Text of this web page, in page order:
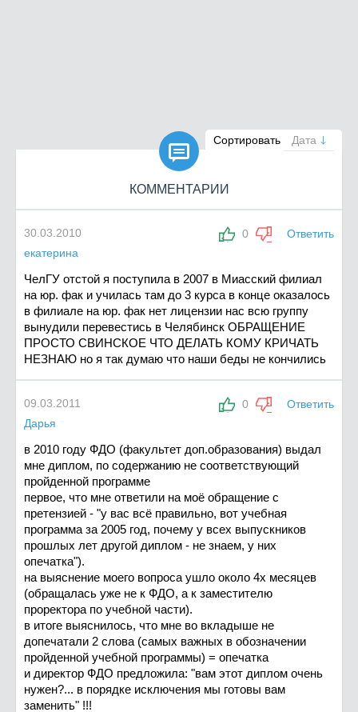
Сортировать Дата

КОММЕНТАРИИ
0 Ответить
30.03.2010
екатерина
ЧелГУ отстой я поступила в 2007 в Миасский филиал
на юр. фак и училась там до 3 курса в конце оказалось
в филиале на юр. фак нет лицензии нас всю группу
вынудили перевестись в Челябинск ОБРАЩЕНИЕ
ПРОСТО СВИНСКОЕ ЧТО ДЕЛАТЬ КОМУ КРИЧАТЬ
НЕЗНАЮ но я так думаю что наши беды не кончились
0 Ответить
09.03.2011
Дарья
в 2010 году ФДО (факультет доп.образования) выдал
мне диплом, по содержанию не соответствующий
пройденной программе
первое, что мне ответили на моё обращение с
претензией - "у вас всё правильно, вот учебная
программа за 2005 год, почему у всех выпускников
прошлых лет другой диплом - не знаем, у них
опечатка").
на выяснение моего вопроса ушло около 4х месяцев
(обращалась уже не к ФДО, а к заместителю
проректора по учебной части).
в итоге выяснилось, что мне во вкладыше не
допечатали 2 слова (самых важных в обозначении
пройденной учебной программы) = опечатка
и директор ФДО предложила: "вам этот диплом очень
нужен?... в порядке исключения мы готовы вам
заменить" !!!